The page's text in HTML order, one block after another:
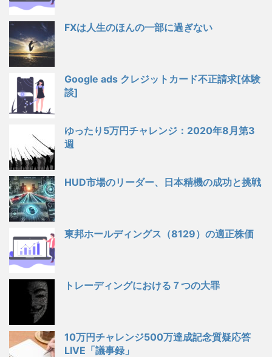
FXは人生のほんの一部に過ぎない
Google ads クレジットカード不正請求[体験
談]
ゆったり5万円チャレンジ：2020年8月第3
週
HUD市場のリーダー、日本精機の成功と挑戦
東邦ホールディングス（8129）の適正株価
トレーディングにおける７つの大罪
10万円チャレンジ500万達成記念質疑応答
LIVE「議事録」